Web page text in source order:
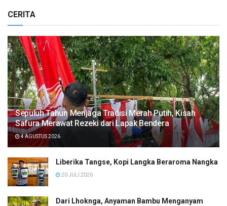
CERITA
Sepuluh Tahun Menjaga Tradisi Merah Putih, Kisah
Safura Merawat Rezeki dari Lapak Bendera
4 AGUSTUS 2026
Liberika Tangse, Kopi Langka Beraroma Nangka
20 JULI 2026
Dari Lhoknga, Anyaman Bambu Menganyam